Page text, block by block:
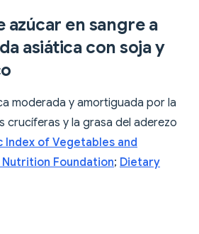
azúcar en sangre a
asiática con soja y
moderada y amortiguada por la
crucíferas y la grasa del aderezo
Index of Vegetables and
Foundation; Dietary